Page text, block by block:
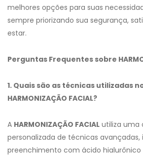
melhores opções para suas
sempre priorizando sua segurança,
estar.
Perguntas Frequentes sobre
1. Quais são as técnicas utilizadas
HARMONIZAÇÃO FACIAL?
A HARMONIZAÇÃO FACIAL utiliza uma
personalizada de técnicas avançadas,
preenchimento com ácido hialurônico